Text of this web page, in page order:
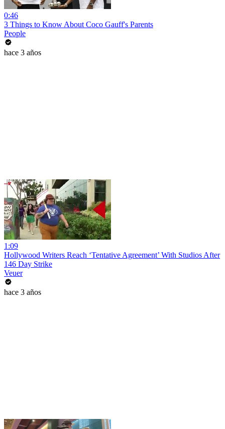
0:46
3 Things to Know About Coco Gauff's Parents
People
hace 3 años
1:09
Hollywood Writers Reach ‘Tentative Agreement’ With Studios After
146 Day Strike
Veuer
hace 3 años